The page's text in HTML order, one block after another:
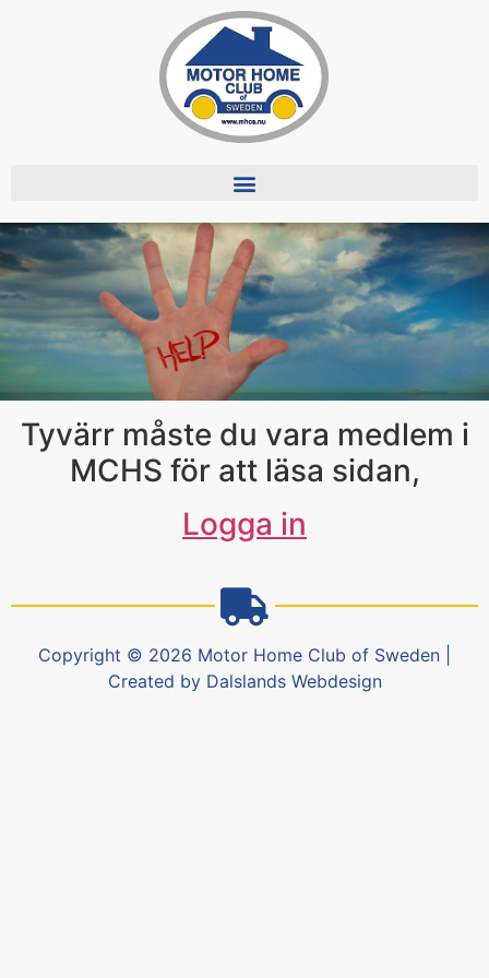
Tyvärr måste du vara medlem i
MCHS för att läsa sidan,
Logga in
Copyright © 2026 Motor Home Club of Sweden |
Created by Dalslands Webdesign